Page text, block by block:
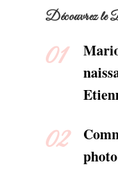
Découvrez le